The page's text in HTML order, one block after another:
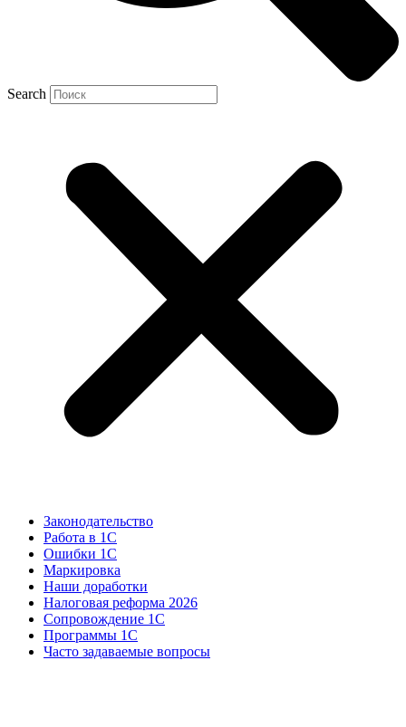
Search
Законодательство
Работа в 1С
Ошибки 1С
Маркировка
Наши доработки
Налоговая реформа 2026
Сопровождение 1С
Программы 1С
Часто задаваемые вопросы